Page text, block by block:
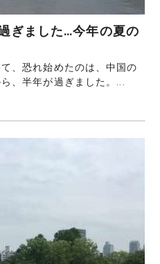
ぎました…今年の夏の
、恐れ始めたのは、中国の
、半年が過ぎました。...